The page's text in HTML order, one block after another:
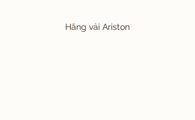
Hãng vải Ariston